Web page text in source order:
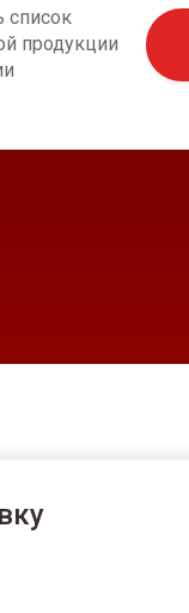
список
продукции